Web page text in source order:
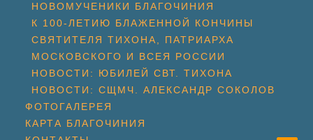
НОВОМУЧЕНИКИ БЛАГОЧИНИЯ
К 100-ЛЕТИЮ БЛАЖЕННОЙ КОНЧИНЫ
СВЯТИТЕЛЯ ТИХОНА, ПАТРИАРХА
МОСКОВСКОГО И ВСЕЯ РОССИИ
НОВОСТИ: ЮБИЛЕЙ СВТ. ТИХОНА
НОВОСТИ: СЩМЧ. АЛЕКСАНДР СОКОЛОВ
ФОТОГАЛЕРЕЯ
КАРТА БЛАГОЧИНИЯ